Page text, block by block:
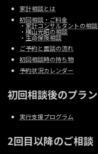
家計相談とは
初回相談・ご料金
・家計コンサルタントの相談
・ 横山光昭の相談
・ 生命保険相談
ご予約と面談の流れ
初回相談時の持ち物
予約状況カレンダー
初回相談後のプラン
実行支援プログラム
2回目以降のご相談